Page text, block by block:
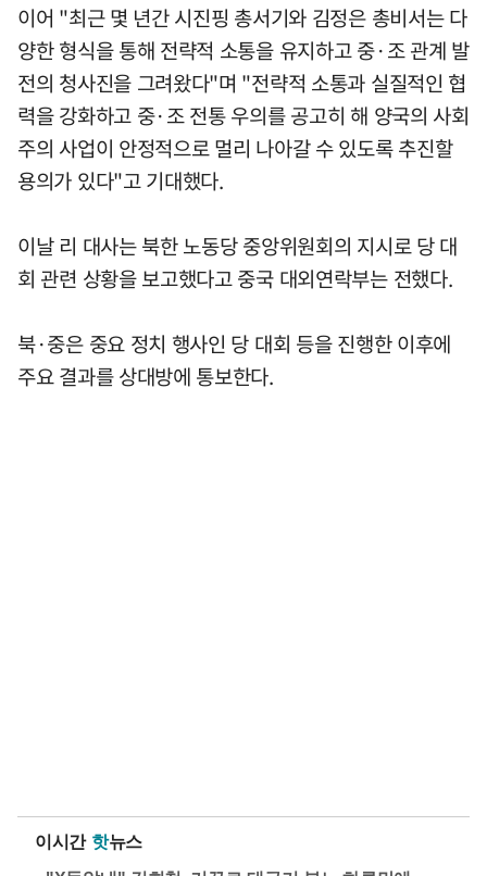
이어 "최근 몇 년간 시진핑 총서기와 김정은 총비서는 다
양한 형식을 통해 전략적 소통을 유지하고 중·조 관계 발
전의 청사진을 그려왔다"며 "전략적 소통과 실질적인 협
력을 강화하고 중·조 전통 우의를 공고히 해 양국의 사회
주의 사업이 안정적으로 멀리 나아갈 수 있도록 추진할
용의가 있다"고 기대했다.
이날 리 대사는 북한 노동당 중앙위원회의 지시로 당 대
회 관련 상황을 보고했다고 중국 대외연락부는 전했다.
북·중은 중요 정치 행사인 당 대회 등을 진행한 이후에
주요 결과를 상대방에 통보한다.
이시간 핫뉴스